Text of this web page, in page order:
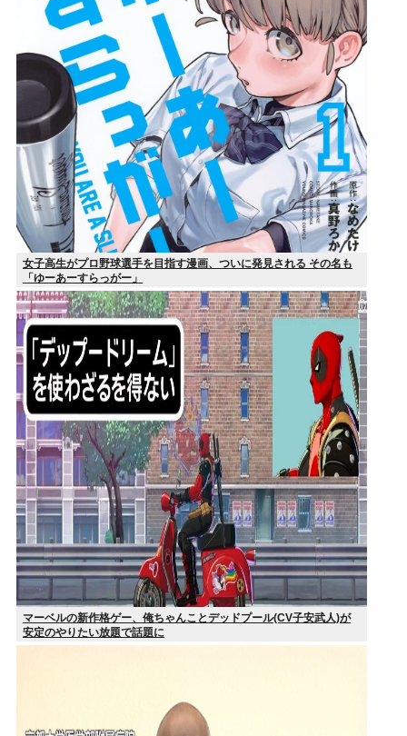
女子高生がプロ野球選手を目指す漫画、ついに発見される その名も
「ゆーあーすらっがー」
マーベルの新作格ゲー、俺ちゃんことデッドプール(CV子安武人)が
安定のやりたい放題で話題に